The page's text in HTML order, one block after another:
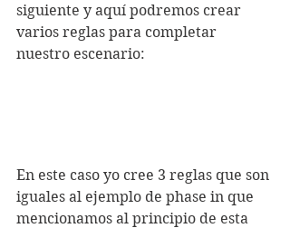
siguiente y aquí podremos crear
varios reglas para completar
nuestro escenario:
En este caso yo cree 3 reglas que son
iguales al ejemplo de phase in que
mencionamos al principio de esta